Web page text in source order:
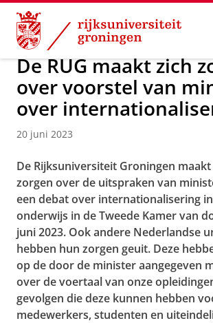
Skip
Content
Skip
Navigation
Over ons Actueel Nieuws
De RUG maakt zich
over voorstel van
over
20 juni 2023
De Rijksuniversiteit Groningen
zorgen over de uitspraken van
een debat over internationalisering
onderwijs in de Tweede Kamer van
juni 2023. Ook andere Nederlandse
hebben hun zorgen geuit. Deze
op de door de minister aangegeven
over de voertaal van onze
gevolgen die deze kunnen hebben
medewerkers, studenten en